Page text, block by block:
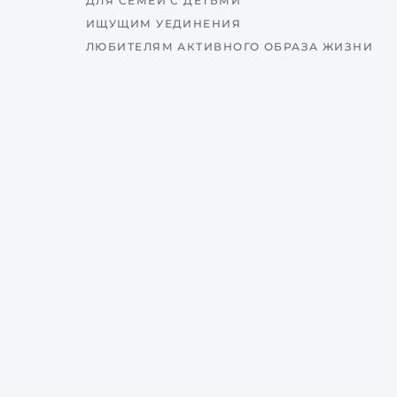
ИЩУЩИМ УЕДИНЕНИЯ
ЛЮБИТЕЛЯМ АКТИВНОГО ОБРАЗА ЖИЗНИ